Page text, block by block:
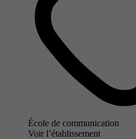
École de communication
Voir l’établissement